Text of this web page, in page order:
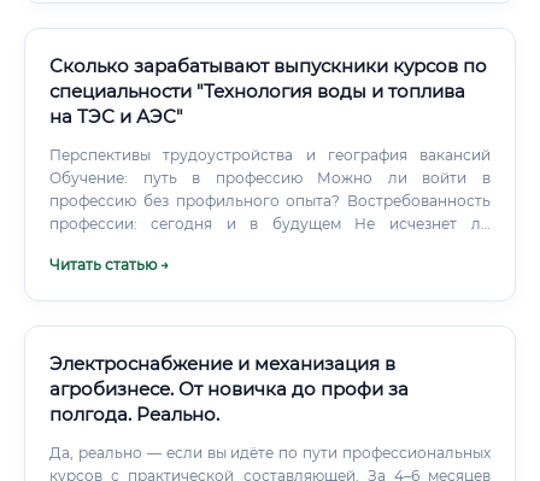
Сколько зарабатывают выпускники курсов по
специальности "Технология воды и топлива
на ТЭС и АЭС"
Перспективы трудоустройства и география вакансий
Обучение: путь в профессию Можно ли войти в
профессию без профильного опыта? Востребованность
профессии: сегодня и в будущем Не исчезнет ли
Читать статью →
Электроснабжение и механизация в
агробизнесе. От новичка до профи за
полгода. Реально.
Да, реально — если вы идёте по пути профессиональных
курсов с практической составляющей. За 4–6 месяцев